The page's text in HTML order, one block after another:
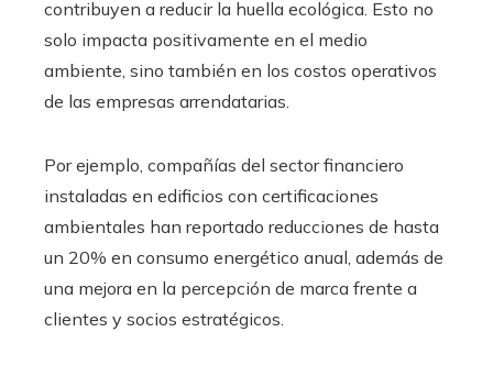
contribuyen a reducir la huella ecológica. Esto no
solo impacta positivamente en el medio
ambiente, sino también en los costos operativos
de las empresas arrendatarias.
Por ejemplo, compañías del sector financiero
instaladas en edificios con certificaciones
ambientales han reportado reducciones de hasta
un 20% en consumo energético anual, además de
una mejora en la percepción de marca frente a
clientes y socios estratégicos.